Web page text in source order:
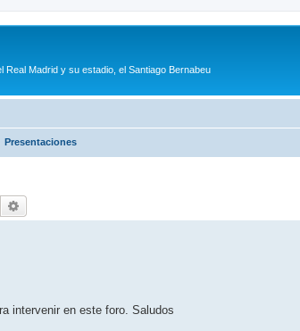
Madrid y su estadio, el Santiago Bernabeu
Presentaciones
Buscar
intervenir en este foro. Saludos